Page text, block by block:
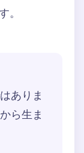
。
ありま
ら生ま